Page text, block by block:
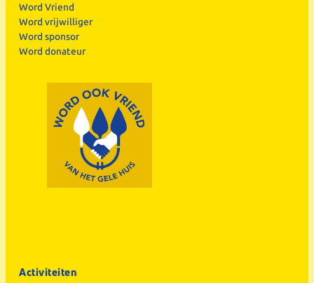
Word Vriend
Word vrijwilliger
Word sponsor
Word donateur
Activiteiten